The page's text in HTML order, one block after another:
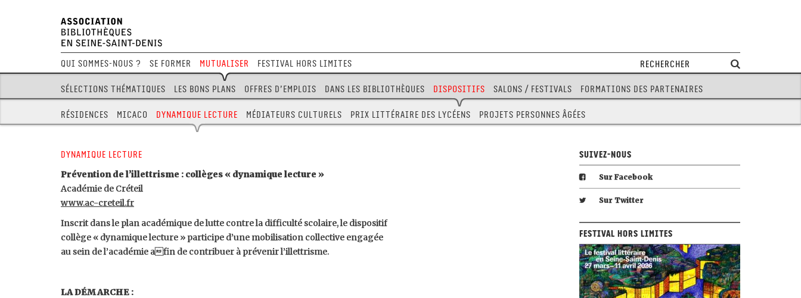
Qui sommes-nous ? Se former Mutualiser
Sélections thématiques Les bons plans Offres d’emplois Dans les bibliothèques Dispositifs
Résidences MICACO Dynamique lecture Médiateurs culturels Prix littéraire des Lycéens Projets personnes âgées
Salons / Festivals Formations des partenaires
Festival Hors Limites
Dynamique lecture
Prévention de l’illettrisme : collèges « dynamique lecture »
Académie de Créteil
www.ac-creteil.fr
Inscrit dans le plan académique de lutte contre la difficulté scolaire, le dispositif
collège « dynamique lecture » participe d’une mobilisation collective engagée
au sein de l’académie afin de contribuer à prévenir l’illettrisme.
LA DÉMARCHE :
Suivez-nous
Sur Facebook
Sur Twitter
Festival Hors Limites